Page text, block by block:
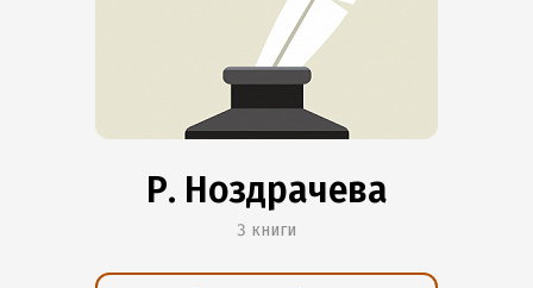
Р. Ноздрачева
3 книги